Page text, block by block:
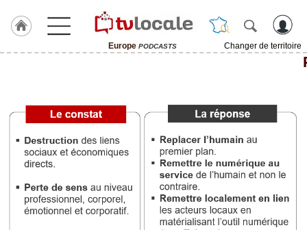
Europe PODCASTS
Changer de territoire
ACCUEIL
Europe
TvLocale
France
Accueil